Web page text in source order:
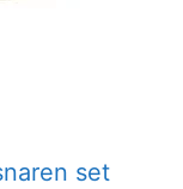
set